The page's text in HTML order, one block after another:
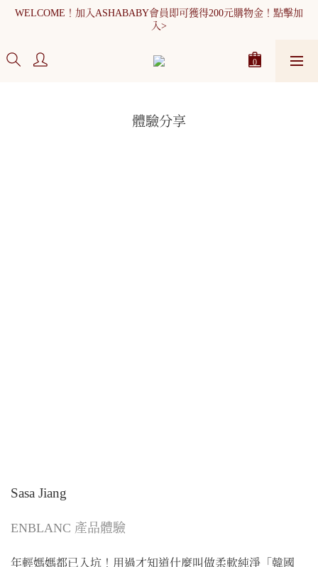
WELCOME！加入ASHABABY會員即可獲得200元購物金！點擊加
入>
WELCOME！加入ASHABABY會員即可獲得200元購物金！點擊加
入>
全館消費滿900元免運
體驗分享
Sasa Jiang
ENBLANC 產品體驗
年輕媽媽都已入坑！用過才知道什麼叫做柔軟純淨「韓國